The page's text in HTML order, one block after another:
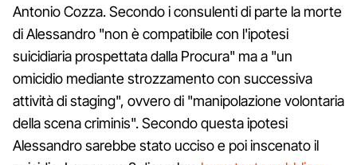
Antonio Cozza. Secondo i consulenti di parte la morte
di Alessandro "non è compatibile con l'ipotesi
suicidiaria prospettata dalla Procura" ma a "un
omicidio mediante strozzamento con successiva
attività di staging", ovvero di "manipolazione volontaria
della scena criminis". Secondo questa ipotesi
Alessandro sarebbe stato ucciso e poi inscenato il